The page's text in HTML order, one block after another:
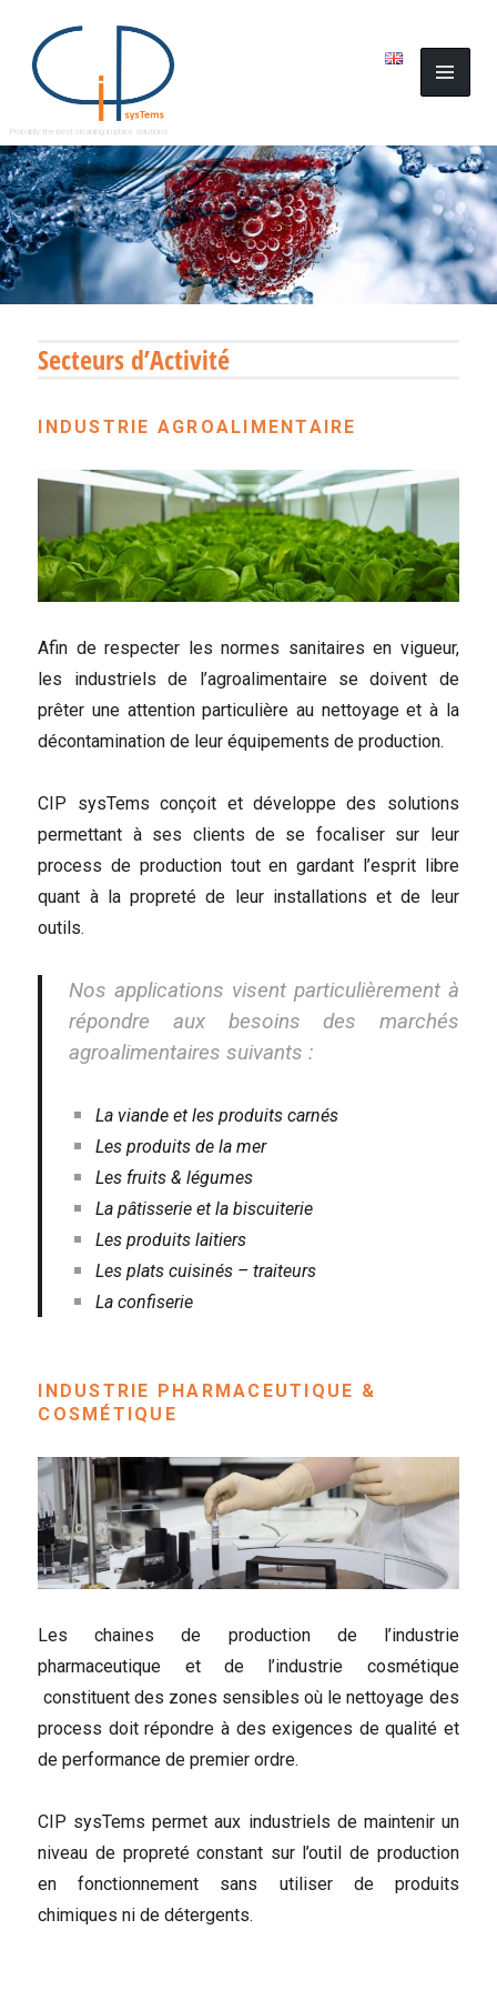
Probably the best cleaning in place solutions
Secteurs d’Activité
INDUSTRIE AGROALIMENTAIRE
Afin de respecter les normes sanitaires en vigueur,
les industriels de l’agroalimentaire se doivent de
prêter une attention particulière au nettoyage et à la
décontamination de leur équipements de production.
CIP sysTems conçoit et développe des solutions
permettant à ses clients de se focaliser sur leur
process de production tout en gardant l’esprit libre
quant à la propreté de leur installations et de leur
outils.
Nos applications visent particulièrement à
répondre aux besoins des marchés
agroalimentaires suivants :
La viande et les produits carnés
Les produits de la mer
Les fruits & légumes
La pâtisserie et la biscuiterie
Les produits laitiers
Les plats cuisinés – traiteurs
La confiserie
INDUSTRIE PHARMACEUTIQUE &
COSMÉTIQUE
Les chaines de production de l’industrie
pharmaceutique et de l’industrie cosmétique
constituent des zones sensibles où le nettoyage des
process doit répondre à des exigences de qualité et
de performance de premier ordre.
CIP sysTems permet aux industriels de maintenir un
niveau de propreté constant sur l’outil de production
en fonctionnement sans utiliser de produits
chimiques ni de détergents.